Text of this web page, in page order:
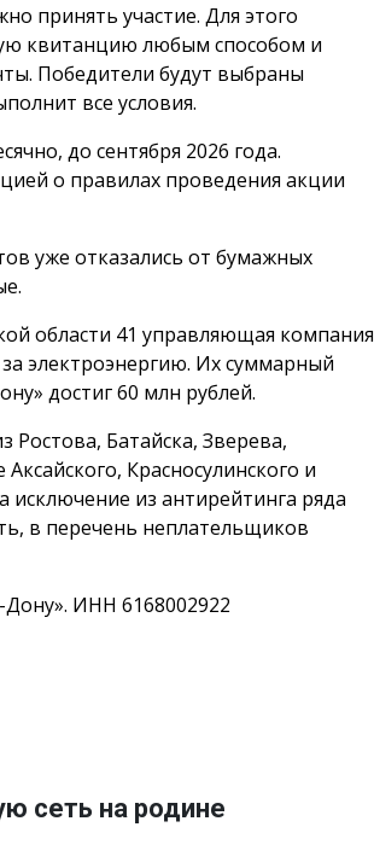
принять участие. Для этого
квитанцию любым способом и
Победители будут выбраны
все условия.
до сентября 2026 года.
о правилах проведения акции
уже отказались от бумажных
области 41 управляющая компания
электроэнергию. Их суммарный
достиг 60 млн рублей.
Ростова, Батайска, Зверева,
Красносулинского и
исключение из антирейтинга ряда
в перечень неплательщиков
ИНН 6168002922
сеть на родине